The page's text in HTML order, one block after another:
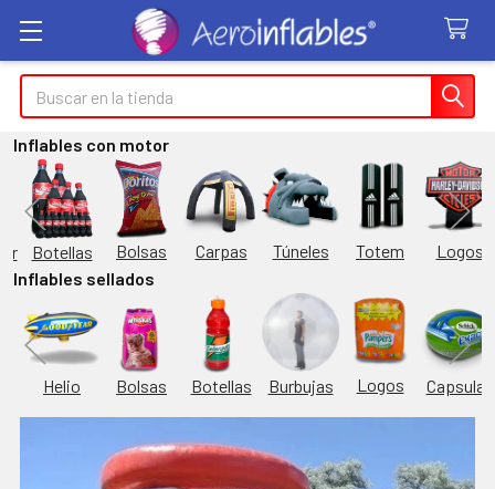
Buscar
Inflables con motor
Botellas Bolsas Carpas Túneles Totem
Logos
Inflables sellados
Helio Bolsas Botellas Burbujas Logos Capsulas